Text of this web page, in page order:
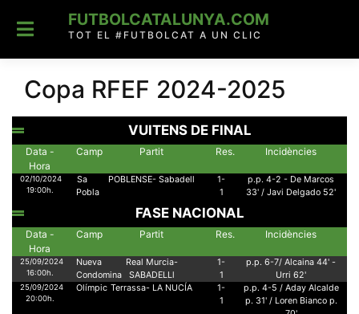
content
FUTBOLCATALUNYA.COM
TOT EL #FUTBOLCAT A UN CLIC
Copa RFEF 2024-2025
VUITENS DE FINAL
Data -
Hora
Camp Partit Res. Incidències
02/10/2024
19:00h.
Sa
Pobla
POBLENSE- Sabadell
1-
1
p.p. 4-2 - De Marcos
33' / Javi Delgado 52'
FASE NACIONAL
Data -
Hora
Camp Partit Res. Incidències
25/09/2024
16:00h.
Nueva
Condomina
Real Murcia-
SABADELLl
1-
1
p.p. 6-7/ Alcaina 44' -
Urri 62'
25/09/2024
20:00h.
Olímpic Terrassa- LA NUCÍA
1-
1
p.p. 4-5 / Aday Alcalde
p. 31' / Loren Bianco p.